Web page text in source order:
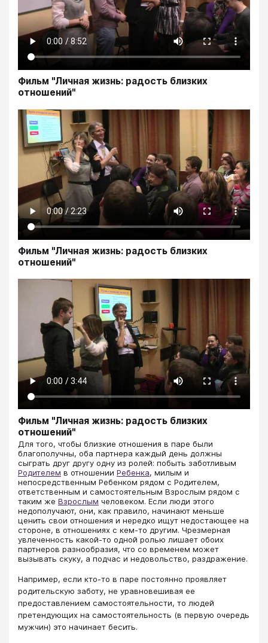
Фильм "Личная жизнь: радость близких
отношений"
Фильм "Личная жизнь: радость близких
отношений"
Фильм "Личная жизнь: радость близких
отношений"
Для того, чтобы близкие отношения в паре были
благополучны, оба партнера каждый день должны
сыграть друг другу одну из ролей: побыть заботливым
Родителем в отношении Ребенка, милым и
непосредственным Ребенком рядом с Родителем,
ответственным и самостоятельным Взрослым рядом с
таким же Взрослым ​ человеком. Если люди этого
недополучают, они, как правило, начинают меньше
ценить свои отношения и нередко ищут недостающее на
стороне, в отношениях с кем-то другим. Чрезмерная
увлеченность какой-то одной ролью лишает обоих
партнеров разнообразия, что со временем может
вызывать скуку, а подчас и недовольство, раздражение.
Например, если кто-то в паре постоянно проявляет
родительскую заботу, не уравновешивая ее
предоставлением самостоятельности, то людей
претендующих на самостоятельность (в первую очередь
мужчин) это начинает бесить.